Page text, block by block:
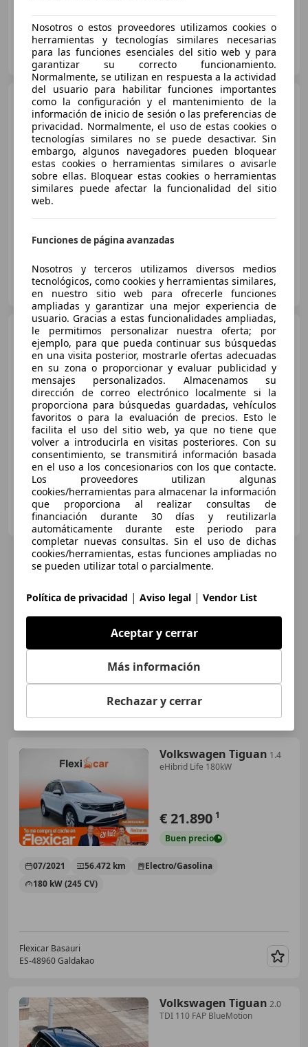
FLEXICAR ENEKURI
ES-48950 ERANDIO
Volkswagen Tiguan
2.0TDI Life DSG 110kW
€ 21.490 1
Sincomparación
FLEXICAR BARAKALDO
ES-48903 BARAKALDO
Volkswagen Tiguan
2.0TDI Urban Sport 110kW
€ 22.450
Súperoferta
02/2023 99.048 km Diésel 110 kW (150 CV)
CSV MOTOR BILBAO
ES-48950 Vizcaya
Volkswagen Tiguan 1.4
eHibrid Life 180kW
€ 21.890 1
Buen precio
07/2021 56.472 km
Electro/Gasolina
180 kW (245 CV)
Flexicar Basauri
ES-48960 Galdakao
Volkswagen Tiguan 2.0
TDI 110 FAP BlueMotion
Nosotros o estos proveedores utilizamos cookies o
herramientas y tecnologías similares necesarias
para las funciones esenciales del sitio web y para
garantizar su correcto funcionamiento.
Normalmente, se utilizan en respuesta a la actividad
del usuario para habilitar funciones importantes
como la configuración y el mantenimiento de la
información de inicio de sesión o las preferencias de
privacidad. Normalmente, el uso de estas cookies o
tecnologías similares no se puede desactivar. Sin
embargo, algunos navegadores pueden bloquear
estas cookies o herramientas similares o avisarle
sobre ellas. Bloquear estas cookies o herramientas
similares puede afectar la funcionalidad del sitio
web.
Funciones de página avanzadas
Nosotros y terceros utilizamos diversos medios
tecnológicos, como cookies y herramientas similares,
en nuestro sitio web para ofrecerle funciones
ampliadas y garantizar una mejor experiencia de
usuario. Gracias a estas funcionalidades ampliadas,
le permitimos personalizar nuestra oferta; por
ejemplo, para que pueda continuar sus búsquedas
en una visita posterior, mostrarle ofertas adecuadas
en su zona o proporcionar y evaluar publicidad y
mensajes personalizados. Almacenamos su
dirección de correo electrónico localmente si la
proporciona para búsquedas guardadas, vehículos
favoritos o para la evaluación de precios. Esto le
facilita el uso del sitio web, ya que no tiene que
volver a introducirla en visitas posteriores. Con su
consentimiento, se transmitirá información basada
en el uso a los concesionarios con los que contacte.
Los proveedores utilizan algunas
cookies/herramientas para almacenar la información
que proporciona al realizar consultas de
financiación durante 30 días y reutilizarla
automáticamente durante este periodo para
completar nuevas consultas. Sin el uso de dichas
cookies/herramientas, estas funciones ampliadas no
se pueden utilizar total o parcialmente.
Política de privacidad | Aviso legal | Vendor List
Aceptar y cerrar
Más información
Rechazar y cerrar